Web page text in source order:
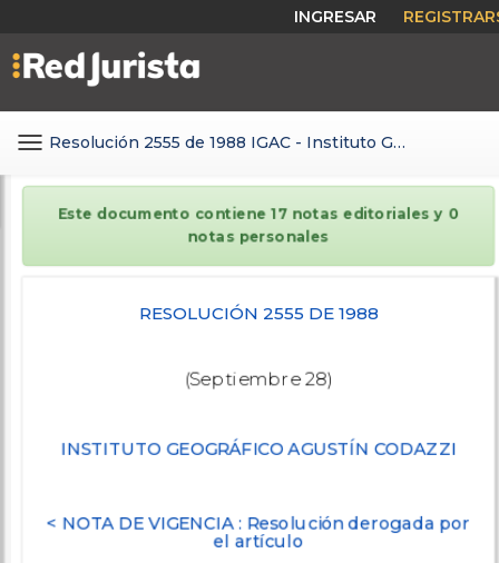
INGRESAR
Contáctanos
Ventajas
Opiniones
Toggle
Resolución 2555 de 1988 IGAC - Instituto Geográfico Agustín Codazzi
Este documento contiene 17 notas editoriales y 0
notas personales
RESOLUCIÓN 2555 DE 1988
(Septiembre 28)
INSTITUTO GEOGRÁFICO AGUSTÍN CODAZZI
< NOTA DE VIGENCIA : Resolución derogada por
el artículo